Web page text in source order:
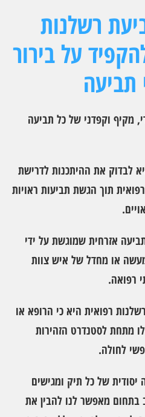
רשלנות
על בירור
תביעה
מקיף וקפדני של כל תביעה
לבדוק את ההיתכנות לדרישת
תוך הגשת תביעות ראויות
אזרחית שמוגשת על ידי
או מחדל של איש צוות
רפואה.
רפואית היא כי הרופא או
מתחת לסטנדרט הזהירות
לחולה.
של כל תיק ומגישים
בתחום מאפשר לנו להבין את